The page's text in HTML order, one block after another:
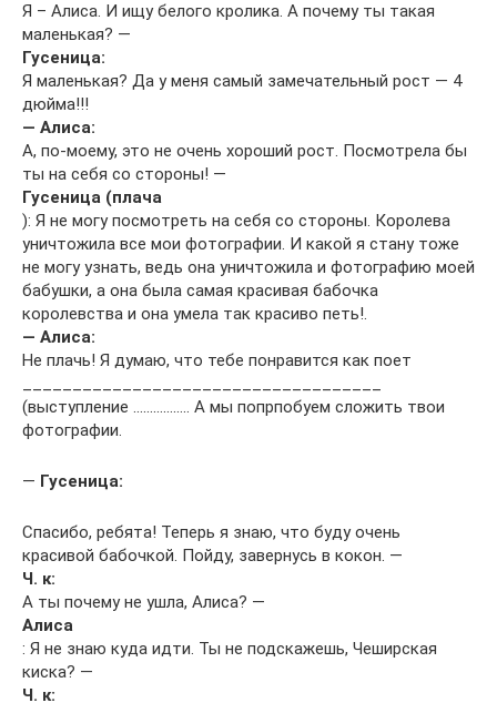
Я – Алиса. И ищу белого кролика. А почему ты такая
маленькая? —
Гусеница:
Я маленькая? Да у меня самый замечательный рост — 4
дюйма!!!
— Алиса:
А, по-моему, это не очень хороший рост. Посмотрела бы
ты на себя со стороны! —
Гусеница (плача
): Я не могу посмотреть на себя со стороны. Королева
уничтожила все мои фотографии. И какой я стану тоже
не могу узнать, ведь она уничтожила и фотографию моей
бабушки, а она была самая красивая бабочка
королевства и она умела так красиво петь!.
— Алиса:
Не плачь! Я думаю, что тебе понравится как поет
(выступление …………….. А мы попрпобуем сложить твои
фотографии.
— Гусеница:
Спасибо, ребята! Теперь я знаю, что буду очень
красивой бабочкой. Пойду, завернусь в кокон. —
Ч. к:
А ты почему не ушла, Алиса? —
Алиса
: Я не знаю куда идти. Ты не подскажешь, Чеширская
киска? —
Ч. к: